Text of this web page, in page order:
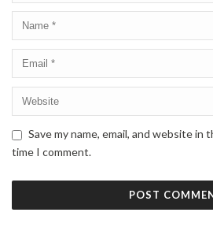
Save my name, email, and website
time I comment.